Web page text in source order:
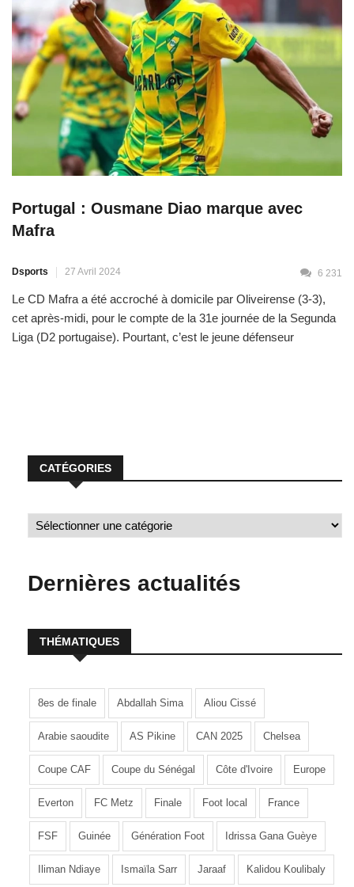
Portugal : Ousmane Diao marque avec
Mafra
Dsports 27 Avril 2024 6 231
Le CD Mafra a été accroché à domicile par Oliveirense (3-3),
cet après-midi, pour le compte de la 31e journée de la Segunda
Liga (D2 portugaise). Pourtant, c’est le jeune défenseur
CATÉGORIES
Dernières actualités
THÉMATIQUES
8es de finale Abdallah Sima Aliou Cissé
Arabie saoudite AS Pikine CAN 2025 Chelsea
Coupe CAF Coupe du Sénégal Côte d'Ivoire Europe
Everton FC Metz Finale Foot local France
FSF Guinée Génération Foot Idrissa Gana Guèye
Iliman Ndiaye Ismaïla Sarr Jaraaf Kalidou Koulibaly